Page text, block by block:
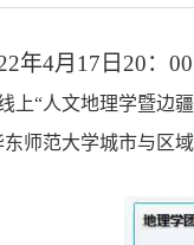
年4月 17 日 20： 00
上“人文地理学暨边
东师范大学城市与区